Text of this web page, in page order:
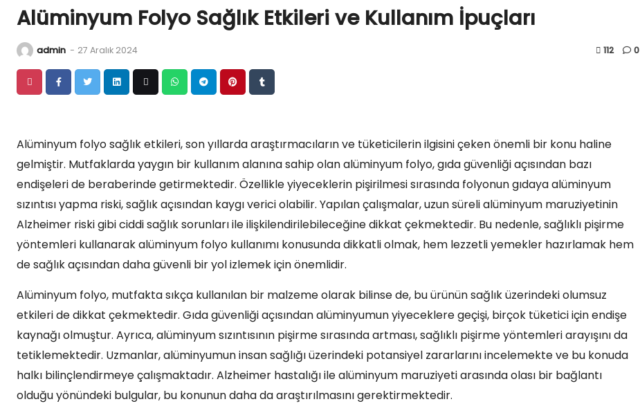
Alüminyum Folyo Sağlık Etkileri ve Kullanım İpuçları
admin - 27 Aralık 2024 112 0
Alüminyum folyo sağlık etkileri, son yıllarda araştırmacıların ve tüketicilerin ilgisini çeken önemli bir konu haline
gelmiştir. Mutfaklarda yaygın bir kullanım alanına sahip olan alüminyum folyo, gıda güvenliği açısından bazı
endişeleri de beraberinde getirmektedir. Özellikle yiyeceklerin pişirilmesi sırasında folyonun gıdaya alüminyum
sızıntısı yapma riski, sağlık açısından kaygı verici olabilir. Yapılan çalışmalar, uzun süreli alüminyum maruziyetinin
Alzheimer riski gibi ciddi sağlık sorunları ile ilişkilendirilebileceğine dikkat çekmektedir. Bu nedenle, sağlıklı pişirme
yöntemleri kullanarak alüminyum folyo kullanımı konusunda dikkatli olmak, hem lezzetli yemekler hazırlamak hem
de sağlık açısından daha güvenli bir yol izlemek için önemlidir.
Alüminyum folyo, mutfakta sıkça kullanılan bir malzeme olarak bilinse de, bu ürünün sağlık üzerindeki olumsuz
etkileri de dikkat çekmektedir. Gıda güvenliği açısından alüminyumun yiyeceklere geçişi, birçok tüketici için endişe
kaynağı olmuştur. Ayrıca, alüminyum sızıntısının pişirme sırasında artması, sağlıklı pişirme yöntemleri arayışını da
tetiklemektedir. Uzmanlar, alüminyumun insan sağlığı üzerindeki potansiyel zararlarını incelemekte ve bu konuda
halkı bilinçlendirmeye çalışmaktadır. Alzheimer hastalığı ile alüminyum maruziyeti arasında olası bir bağlantı
olduğu yönündeki bulgular, bu konunun daha da araştırılmasını gerektirmektedir.